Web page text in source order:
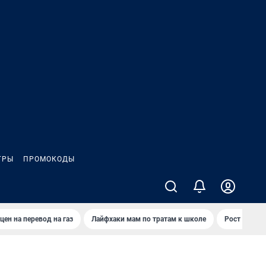
ПРОМОКОДЫ
на перевод на газ Лайфхаки мам по тратам к школе Рост цен на